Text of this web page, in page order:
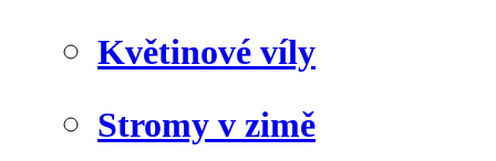
Květinové víly
Stromy v zimě